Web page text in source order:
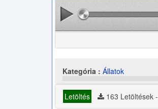
Kategória : Állatok
Letöltés 163 Letöltések -